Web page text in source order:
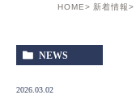
HOME 新着情報
NEWS
2026.03.02